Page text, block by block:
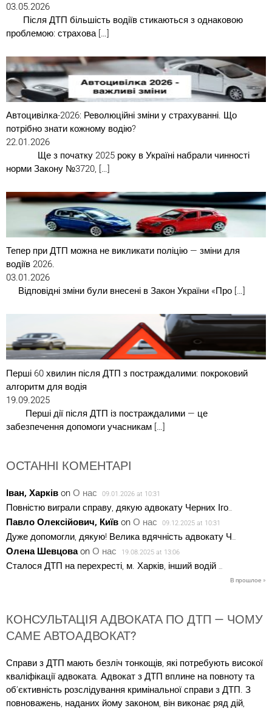
03.05.2026
Після ДТП більшість водіїв стикаються з однаковою
проблемою: страхова […]
Автоцивілка-2026: Революційні зміни у страхуванні. Що
потрібно знати кожному водію?
22.01.2026
Ще з початку 2025 року в Україні набрали чинності
норми Закону №3720, […]
Тепер при ДТП можна не викликати поліцію — зміни для
водіїв 2026.
03.01.2026
Відповідні зміни були внесені в Закон України «Про […]
Перші 60 хвилин після ДТП з постраждалими: покроковий
алгоритм для водія
19.09.2025
Перші дії після ДТП із постраждалими — це
забезпечення допомоги учасникам […]
ОСТАННІ КОМЕНТАРІ
Іван, Харків on О нас 09.01.2026 at 10:31
Повністю виграли справу, дякую адвокату Черних Іго
Павло Олексійович, Київ on О нас 09.12.2025 at 10:31
Дуже допомогли, дякую! Велика вдячність адвокату Ч
Олена Шевцоваon О нас 19.08.2025 at 13:06
Сталося ДТП на перехресті, м. Харків, інший водій
В прошлое »
КОНСУЛЬТАЦІЯ АДВОКАТА ПО ДТП — ЧОМУ
САМЕ АВТОАДВОКАТ?
Справи з ДТП мають безліч тонкощів, які потребують високої
кваліфікації адвоката. Адвокат з ДТП вплине на повноту та
об’єктивність розслідування кримінальної справи з ДТП. З
повноважень, наданих йому законом, він виконає ряд дій,